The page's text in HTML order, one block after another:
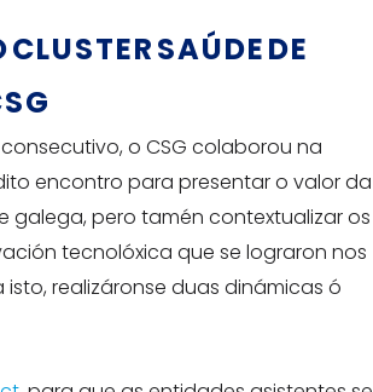
CLUSTER SAÚDE DE
o CSG colaborou na
encontro para presentar o valor da
galega, pero tamén contextualizar os
tecnolóxica que se lograron nos
isto, realizáronse duas dinámicas ó